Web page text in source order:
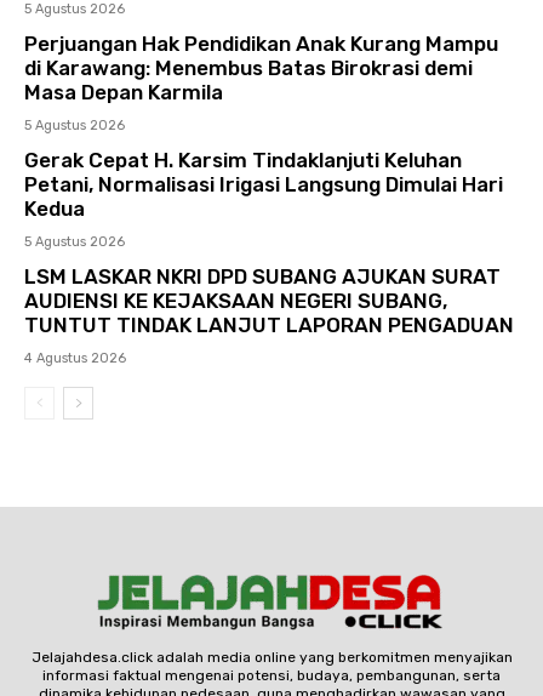
5 Agustus 2026
Perjuangan Hak Pendidikan Anak Kurang Mampu
di Karawang: Menembus Batas Birokrasi demi
Masa Depan Karmila
5 Agustus 2026
Gerak Cepat H. Karsim Tindaklanjuti Keluhan
Petani, Normalisasi Irigasi Langsung Dimulai Hari
Kedua
5 Agustus 2026
LSM LASKAR NKRI DPD SUBANG AJUKAN SURAT
AUDIENSI KE KEJAKSAAN NEGERI SUBANG,
TUNTUT TINDAK LANJUT LAPORAN PENGADUAN
4 Agustus 2026
Jelajahdesa.click adalah media online yang berkomitmen menyajikan
informasi faktual mengenai potensi, budaya, pembangunan, serta